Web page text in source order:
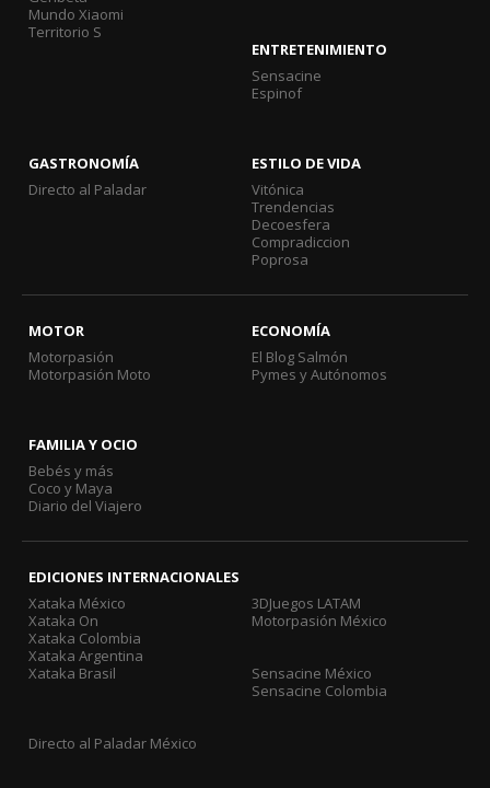
Mundo Xiaomi
Territorio S
ENTRETENIMIENTO
Sensacine
Espinof
GASTRONOMÍA
Directo al Paladar
ESTILO DE VIDA
Vitónica
Trendencias
Decoesfera
Compradiccion
Poprosa
MOTOR
Motorpasión
Motorpasión Moto
ECONOMÍA
El Blog Salmón
Pymes y Autónomos
FAMILIA Y OCIO
Bebés y más
Coco y Maya
Diario del Viajero
EDICIONES INTERNACIONALES
Xataka México
Xataka On
Xataka Colombia
Xataka Argentina
Xataka Brasil
3DJuegos LATAM
Motorpasión México
Sensacine México
Sensacine Colombia
Directo al Paladar México